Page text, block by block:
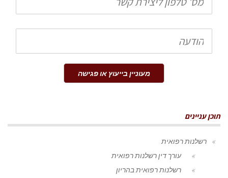
הודעה
מעוניין בייעוץ או פגישה
תוכן עניינים
רשלנות רפואית
עורך דין רשלנות רפואית
רשלנות רפואית בהריון